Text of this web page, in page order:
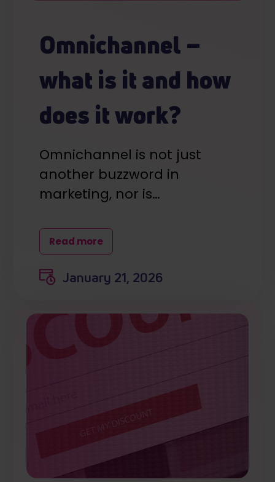
Omnichannel –
what is it and how
does it work?
Omnichannel is not just
another buzzword in
marketing, nor is…
Read more
January 21, 2026